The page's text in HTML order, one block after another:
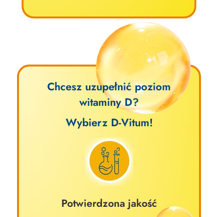
Chcesz uzupełnić poziom
witaminy D?
Wybierz D-Vitum!
Potwierdzona jakość